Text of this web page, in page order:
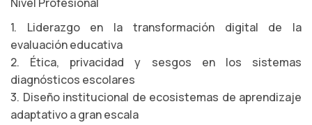
1. Liderazgo en la transformación digital de la
evaluación educativa
2. Ética, privacidad y sesgos en los sistemas
diagnósticos escolares
3. Diseño institucional de ecosistemas de aprendizaje
adaptativo a gran escala